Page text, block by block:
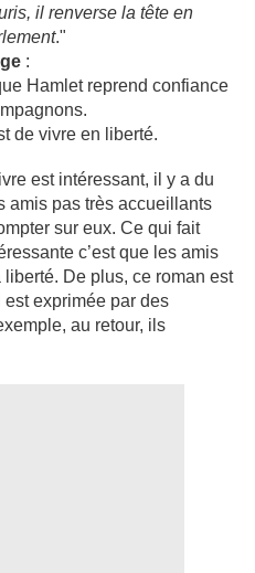
il renverse la tête en
."
:
Hamlet reprend confiance
de vivre en liberté.
est intéressant, il y a du
amis pas très accueillants
sur eux. Ce qui fait
c’est que les amis
De plus, ce roman est
exprimée par des
au retour, ils